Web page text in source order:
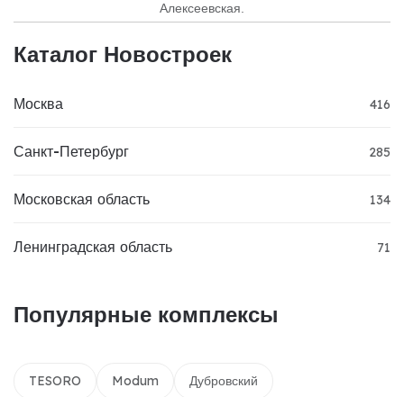
Алексеевская.
Каталог Новостроек
Москва 416
Санкт-Петербург 285
Московская область 134
Ленинградская область 71
Популярные комплексы
TESORO Modum Дубровский